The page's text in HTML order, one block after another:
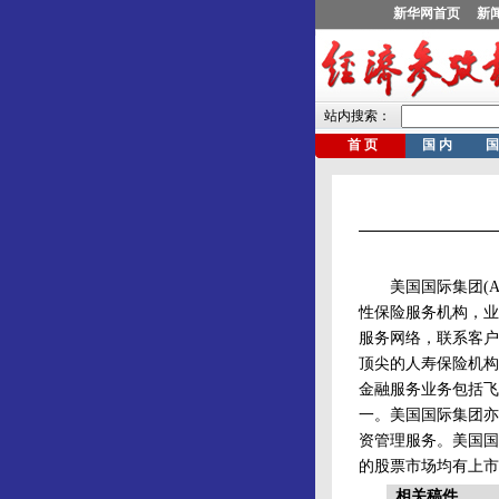
美国国际集团
性保险服务机构，
服务网络，联系客
顶尖的人寿保险机
金融服务业务包括
一。美国国际集团
资管理服务。美国
的股票市场均有上